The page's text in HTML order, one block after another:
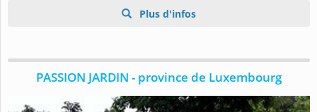
Plus d'infos
PASSION JARDIN - province de Luxembourg